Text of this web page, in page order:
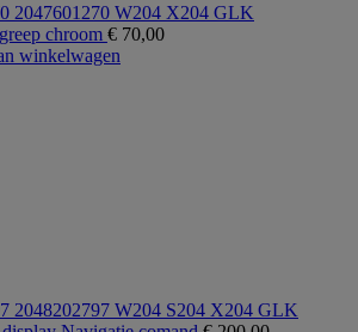
2047601270 W204 X204 GLK
chroom € 70,00
winkelwagen
2048202797 W204 S204 X204 GLK